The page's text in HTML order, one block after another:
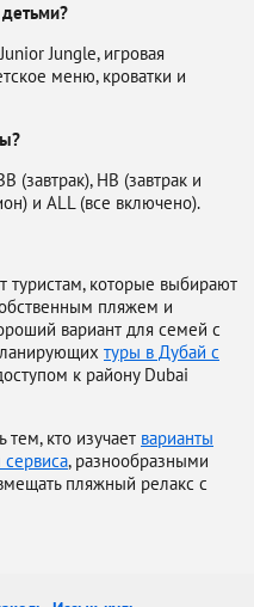
Jungle, игровая
меню, кроватки и
(завтрак), HB (завтрак и
и ALL (все включено).
туристам, которые выбирают
пляжем и
вариант для семей с
туры в Дубай с
к району Dubai
кто изучает варианты
, разнообразными
пляжный релакс с